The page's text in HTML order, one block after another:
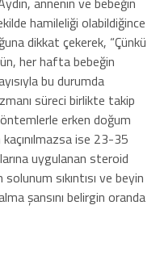
hamileliği olabildiğince
dikkat çekerek, “Çünkü
her hafta bebeğin
bu durumda
süreci birlikte takip
erken doğum
ise 23-35
uygulanan steroid
sıkıntısı ve beyin
şansını belirgin oranda